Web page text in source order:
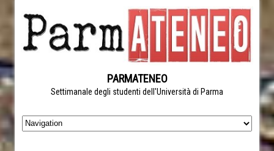
PARMATENEO
Settimanale degli studenti dell'Università di Parma